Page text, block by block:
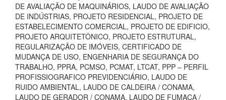
DE AVALIAÇÃO DE MAQUINÁRIOS, LAUDO DE AVALIAÇÃO
DE INDÚSTRIAS, PROJETO RESIDENCIAL, PROJETO DE
ESTABELECIMENTO COMERCIAL, PROJETO DE EDIFICIO,
PROJETO ARQUITETÔNICO, PROJETO ESTRUTURAL,
REGULARIZAÇÃO DE IMÓVEIS, CERTIFICADO DE
MUDANÇA DE USO, ENGENHARIA DE SEGURANÇA DO
TRABALHO, PPRA, PCMSO, PCMAT, LTCAT, PPP – PERFIL
PROFISSIOGRAFICO PREVIDENCIÁRIO, LAUDO DE
RUIDO AMBIENTAL, LAUDO DE CALDEIRA / CONAMA,
LAUDO DE GERADOR / CONAMA, LAUDO DE FUMAÇA /